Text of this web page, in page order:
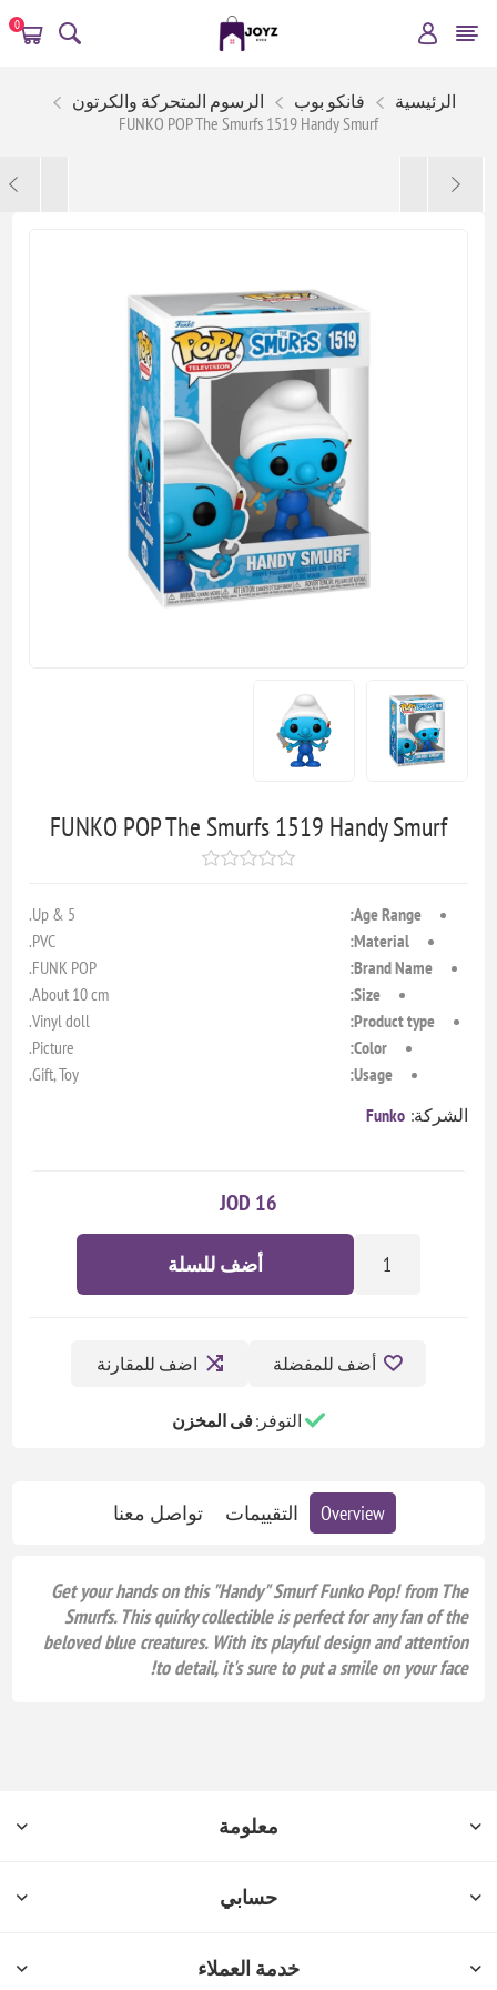
0
الرئيسية فانكو بوب
الرسوم المتحركة والكرتون
FUNKO POP The Smurfs 1519 Handy Smurf
FUNKO POP The Smurfs 1519 Handy Smurf
Age Range:
5 & Up.
Material:
PVC.
Brand Name:
FUNK POP.
Size:
About 10 cm.
Product type:
Vinyl doll.
Color:
Picture.
Usage:
Gift, Toy.
الشركة: Funko
16 JOD
أضف للسلة
أضف للمفضلة اضف للمقارنة
التوفر:فى المخزن
Overview التقييمات تواصل معنا
Get your hands on this "Handy" Smurf Funko Pop! from The
Smurfs. This quirky collectible is perfect for any fan of the
beloved blue creatures. With its playful design and attention
to detail, it's sure to put a smile on your face!
معلومة
حسابي
خدمة العملاء